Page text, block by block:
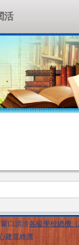
口請洽各級學校總機
建置維護
活